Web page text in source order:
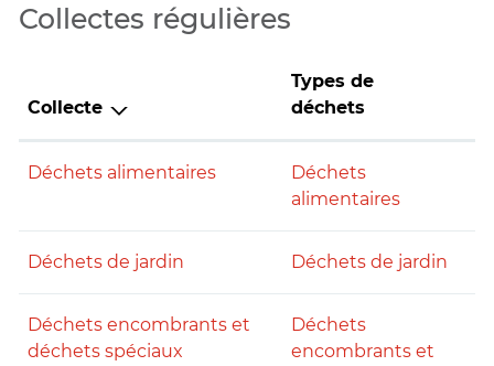
Collectes régulières
Collecte
Types de
déchets
Déchets alimentaires
Déchets
alimentaires
Déchets de jardin Déchets de jardin
Déchets encombrants et
déchets spéciaux
Déchets
encombrants et